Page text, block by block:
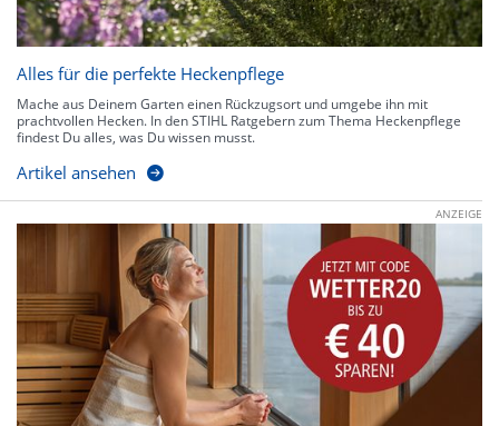
Alles für die perfekte Heckenpflege
Mache aus Deinem Garten einen Rückzugsort und umgebe ihn mit
prachtvollen Hecken. In den STIHL Ratgebern zum Thema Heckenpflege
findest Du alles, was Du wissen musst.
Artikel ansehen
ANZEIGE